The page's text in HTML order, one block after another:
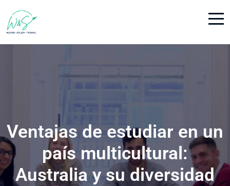
Ventajas de estudiar en un
país multicultural:
Australia y su diversidad